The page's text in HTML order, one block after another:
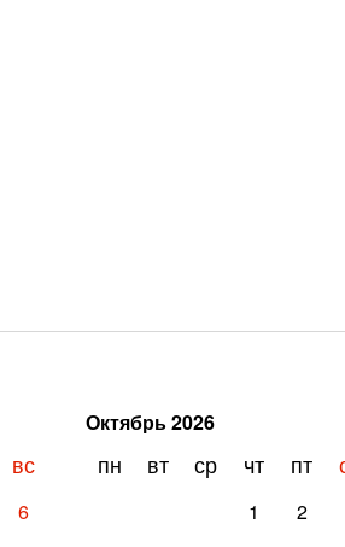
вс
6
Октябрь2026
пн вт ср чт пт
1 2